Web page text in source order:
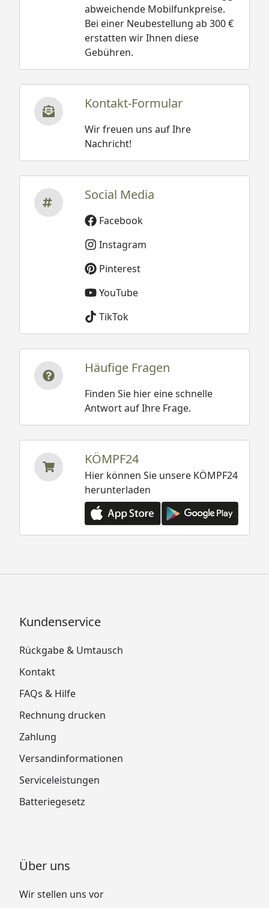
abweichende Mobilfunkpreise.
Bei einer Neubestellung ab 300 €
erstatten wir Ihnen diese
Gebühren.
Kontakt-Formular
Wir freuen uns auf Ihre
Nachricht!
Social Media
Facebook
Instagram
Pinterest
YouTube
TikTok
Häufige Fragen
Finden Sie hier eine schnelle
Antwort auf Ihre Frage.
KÖMPF24
Hier können Sie unsere KÖMPF24
herunterladen
Kundenservice
Rückgabe & Umtausch
Kontakt
FAQs & Hilfe
Rechnung drucken
Zahlung
Versandinformationen
Serviceleistungen
Batteriegesetz
Über uns
Wir stellen uns vor